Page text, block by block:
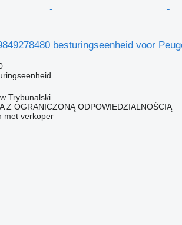
besturingseenheid voor
Trybunalski
Z OGRANICZONĄ ODPOWIEDZIALNOŚCIĄ
met verkoper